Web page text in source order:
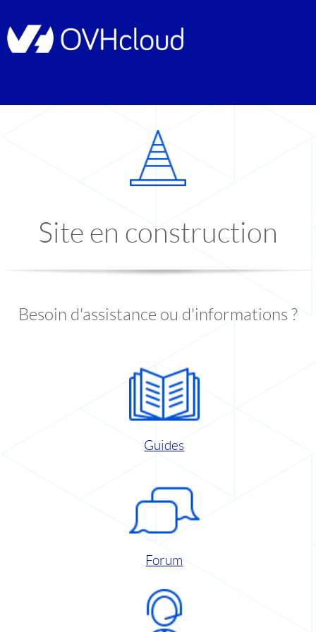
Site en construction
Besoin d'assistance ou d'informations ?
Guides
Forum